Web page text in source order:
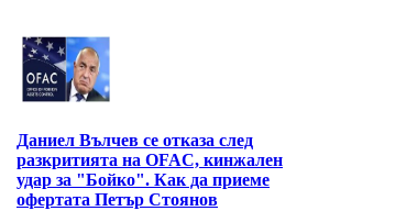
Даниел Вълчев се отказа след
разкритията на OFAC, кинжален
удар за "Бойко". Как да приеме
офертата Петър Стоянов